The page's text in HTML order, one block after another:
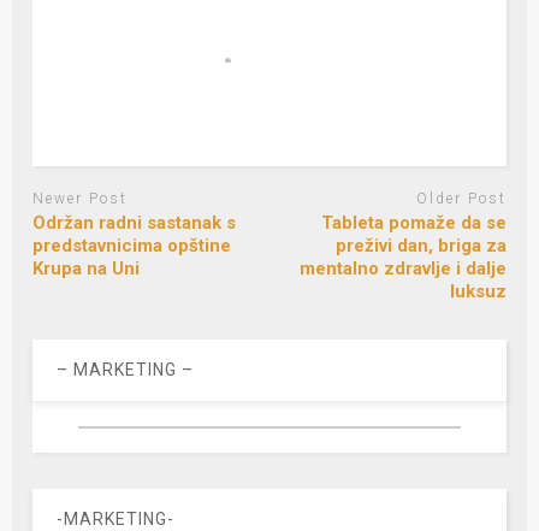
Newer Post
Održan radni sastanak s
predstavnicima opštine
Krupa na Uni
Older Post
Tableta pomaže da se
preživi dan, briga za
mentalno zdravlje i dalje
luksuz
– MARKETING –
-MARKETING-